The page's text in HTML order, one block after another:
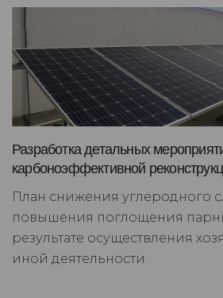
Разработка детальных
карбоноэффективной
План снижения углеродного
повышения поглощения
результате осуществления
иной деятельности.